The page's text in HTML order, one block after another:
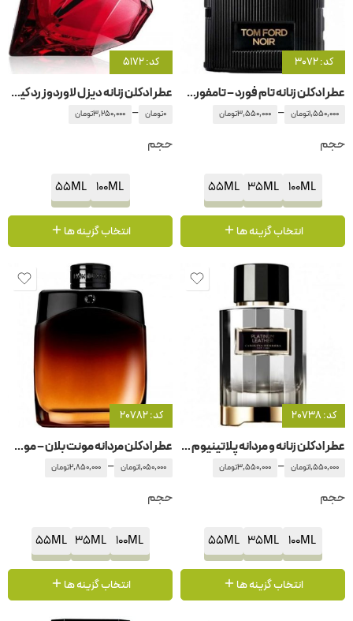
کد: 3072
عطر ادکلن زنانه تام فورد – تامفورد نواق – نویر پور فم
1,550,000تومان –
3,550,000تومان
حجم
100ML
35ML
55ML
انتخاب گزینه ها
کد: 5172
عطر ادکلن زنانه دیزل لاوردوز رد کیس
0تومان –
3,250,000تومان
حجم
100ML
55ML
انتخاب گزینه ها
کد: 20738
عطر ادکلن زنانه و مردانه پلاتینیوم لدر -پلاتونیوم کارولینا هررا
1,550,000تومان –
3,550,000تومان
حجم
100ML
35ML
55ML
انتخاب گزینه ها
کد: 20782
عطر ادکلن مردانه مونت بلان – مون بلان لجند نایت
1,050,000تومان –
2,850,000تومان
حجم
100ML
35ML
55ML
انتخاب گزینه ها